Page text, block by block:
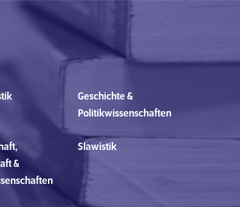
Geschichte &
Politikwissenschaften
&
Slawistik